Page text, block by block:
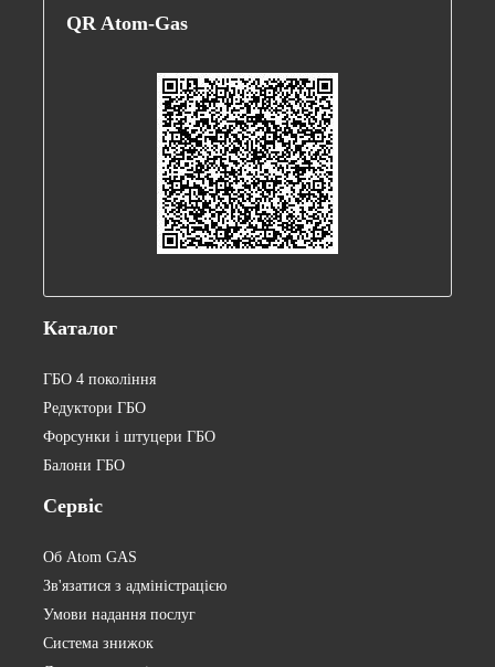
QR Atom-Gas
Каталог
ГБО 4 покоління
Редуктори ГБО
Форсунки і штуцери ГБО
Балони ГБО
Сервіс
Об Atom GAS
Зв'язатися з адміністрацією
Умови надання послуг
Система знижок